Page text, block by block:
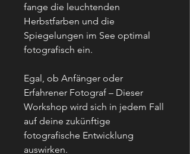
fange die leuchtenden
Herbstfarben und die
Spiegelungen im See optimal
fotografisch ein.
Egal, ob Anfänger oder
Erfahrener Fotograf – Dieser
Workshop wird sich in jedem Fall
auf deine zukünftige
fotografische Entwicklung
auswirken.